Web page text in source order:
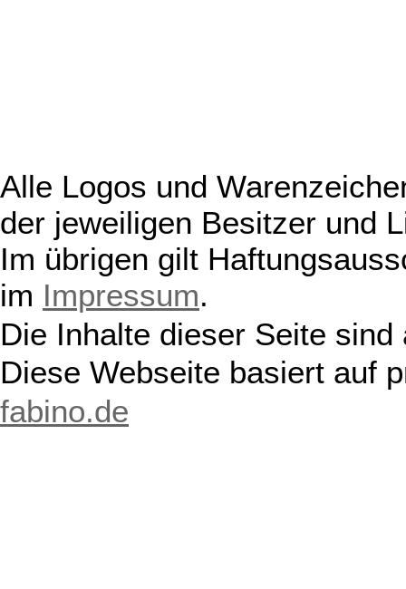
Alle Logos und
der jeweiligen Besitzer und
Im übrigen gilt
im Impressum.
Die Inhalte dieser Seite
Diese Webseite basiert auf
fabino.de